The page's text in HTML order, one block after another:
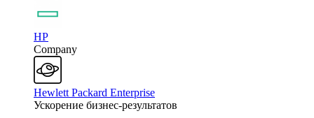
HP
Company
Hewlett Packard Enterprise
Ускорение бизнес-результатов